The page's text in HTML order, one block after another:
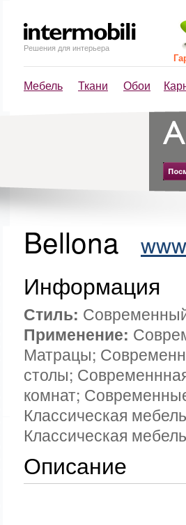
Решения для интерьера
Мебель Ткани Обои
Bellona
Информация
Стиль:
Применение:
Матрацы;
столы;
комнат;
Классическая
Классическая
Описание